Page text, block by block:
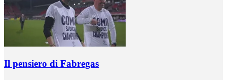
Il pensiero di Fabregas